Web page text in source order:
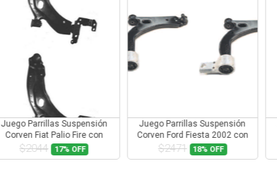
Juego Parrillas Suspensión
Corven Fiat Palio Fire con
Rotula
$2044 17% OFF
Juego Parrillas Suspensión
Corven Ford Fiesta 2002 con
Rotula
$2471 18% OFF